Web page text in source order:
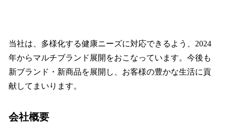
当社は、多様化する健康ニーズに対応できるよう、2024
年からマルチブランド展開をおこなっています。今後も
新ブランド・新商品を展開し、お客様の豊かな生活に貢
献してまいります。
会社概要